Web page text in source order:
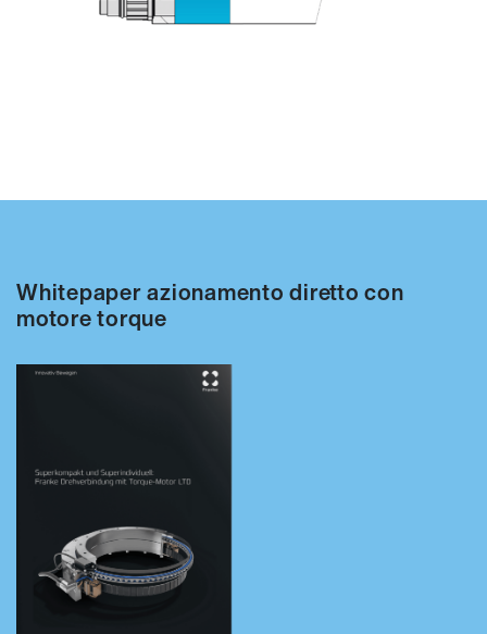
Whitepaper azionamento diretto con
motore torque